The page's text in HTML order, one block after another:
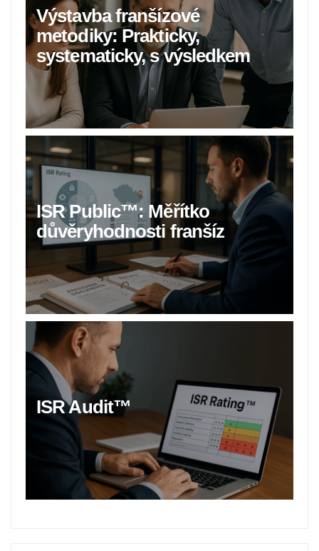
Výstavba franšízové
metodiky: Prakticky,
systematicky, s výsledkem
ISR Public™: Měřítko
důvěryhodnosti franšíz
ISR Audit™